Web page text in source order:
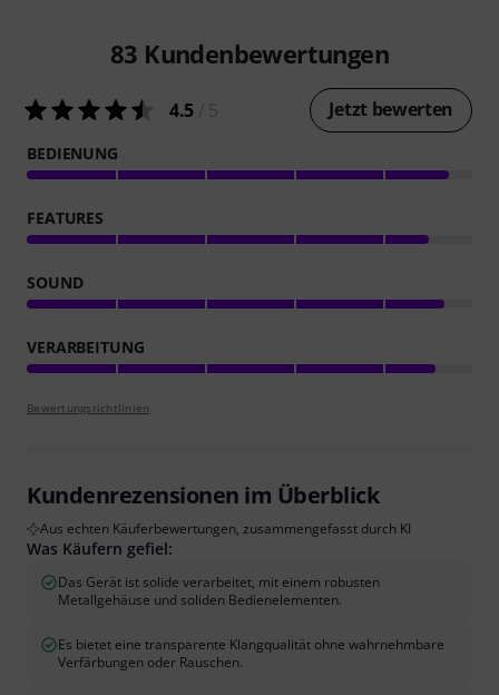
83 Kundenbewertungen
4.5 Jetzt bewerten
BEDIENUNG
FEATURES
SOUND
VERARBEITUNG
Bewertungsrichtlinien
Kundenrezensionen im Überblick
Aus echten Käuferbewertungen, zusammengefasst durch KI
Was Käufern gefiel:
Das Gerät ist solide verarbeitet, mit einem robusten
Metallgehäuse und soliden Bedienelementen.
Es bietet eine transparente Klangqualität ohne wahrnehmbare
Verfärbungen oder Rauschen.